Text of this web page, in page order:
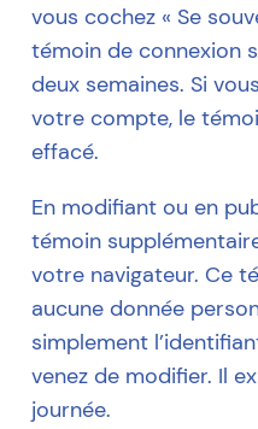
vous cochez « Se
témoin de connexion
deux semaines. Si
votre compte, le
effacé.
En modifiant ou en
témoin
votre navigateur. Ce
aucune donnée
simplement
venez de modifier. Il
journée.